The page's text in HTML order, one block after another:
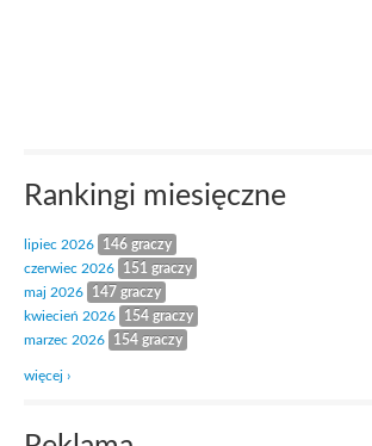
Rankingi miesięczne
lipiec 2026
146 graczy
czerwiec 2026
151 graczy
maj 2026
147 graczy
kwiecień 2026
154 graczy
marzec 2026
154 graczy
więcej ›